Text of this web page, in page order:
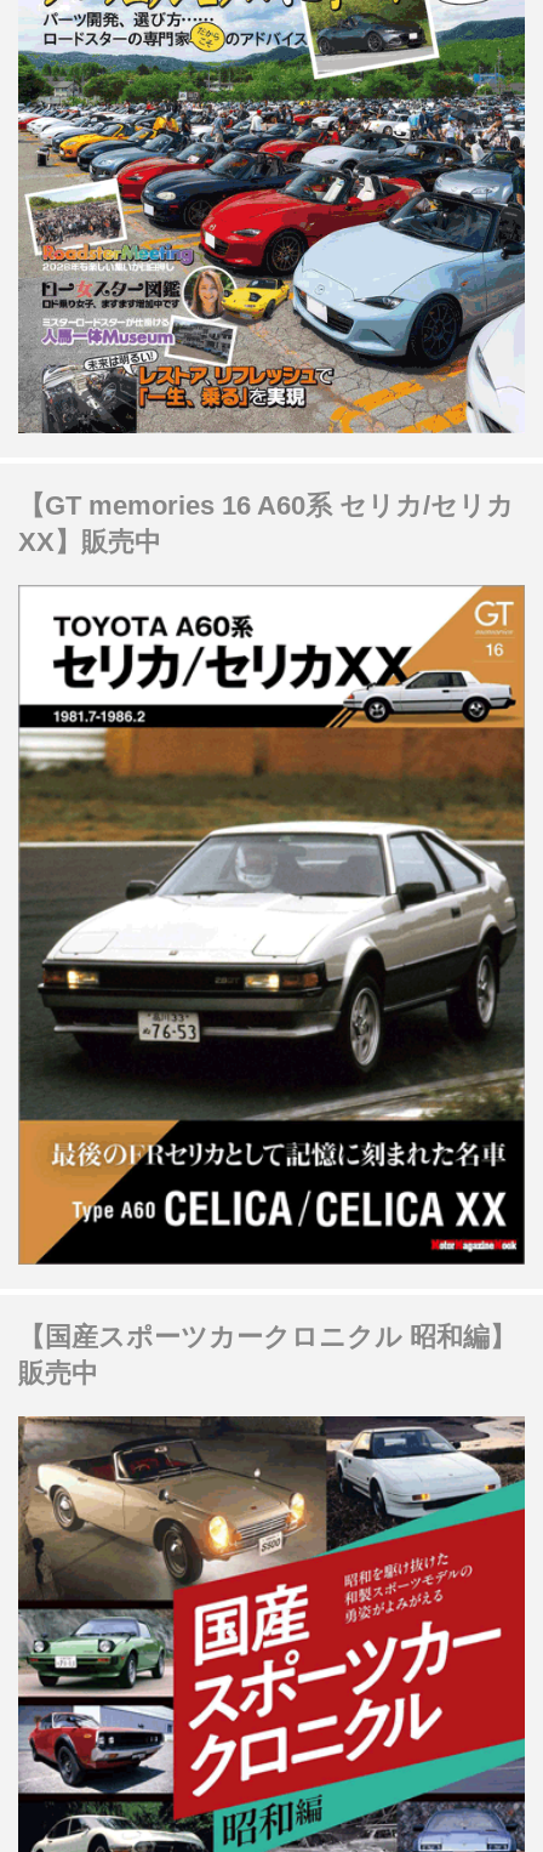
【GT memories 16 A60系 セリカ/セリカ
XX】販売中
【国産スポーツカークロニクル 昭和編】
販売中